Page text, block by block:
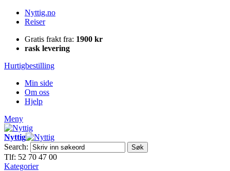
Nyttig.no
Reiser
Gratis frakt fra: 1900 kr
rask levering
Hurtigbestilling
Min side
Om oss
Hjelp
Meny
Nyttig
Search:
Søk
Tlf: 52 70 47 00
Kategorier